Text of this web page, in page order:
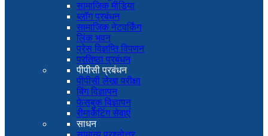
सामाजिक मीडिया
ब्लॉग प्रबंधन
सामाजिक नेटवर्किंग
लिंक भवन
प्रेस विज्ञप्ति विपणन
प्रतिष्ठा प्रबंधन
पीपीसी प्रबंधन
पीपीसी लेखा परीक्षा
बिंग विज्ञापन
फेसबुक विज्ञापन
रीमार्केटिंग सेवाएं
साधन